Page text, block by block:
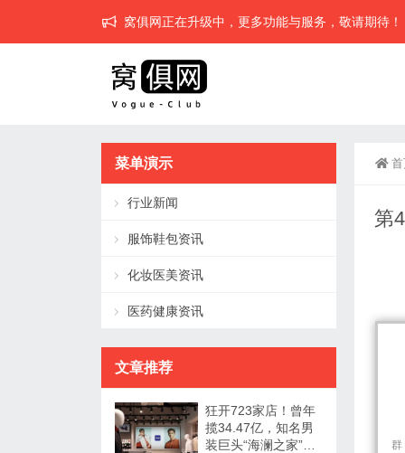
窝俱网正在升级中，更多功能与服务，敬请期待！
第
菜单演示
行业新闻
服饰鞋包资讯
化妆医美资讯
医药健康资讯
文章推荐
狂开723家店！曾年
揽34.47亿，知名男
装巨头“海澜之家”帮